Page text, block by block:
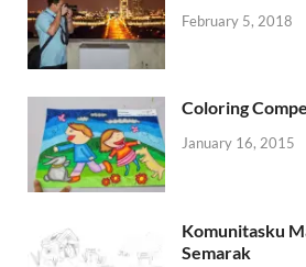
February 5, 2018
Coloring
January 16, 2015
Komunitasku
Semarak